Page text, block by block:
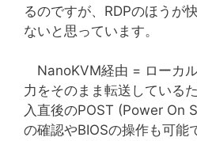
るのですが、RDPのほうが
ないと思っています。
NanoKVM経由 = ローカ
力をそのまま転送している
入直後のPOST (Power On
の確認やBIOSの操作も可能